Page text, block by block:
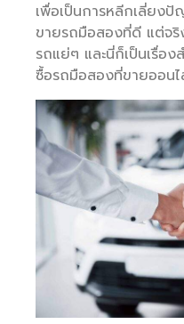
เพื่อเป็นการหลีกเลี่ย
ขายรถมือสองที่ดี แต่จ
รถแย่ๆ และนี่ก็เป็นเรื่อ
ซื้อรถมือสองที่ขายออน